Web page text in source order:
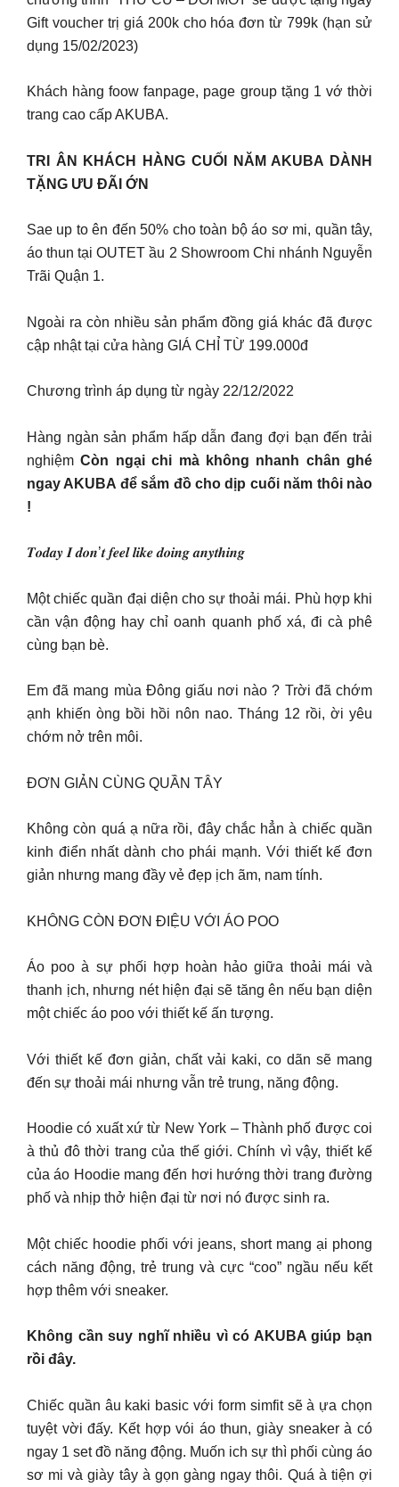
Gift voucher trị giá 200k cho hóa đơn từ 799k (hạn sử
dụng 15/02/2023)
Khách hàng foow fanpage, page group tặng 1 vớ thời
trang cao cấp AKUBA.
TRI ÂN KHÁCH HÀNG CUỐI NĂM AKUBA DÀNH
TẶNG ƯU ĐÃI ỚN
Sae up to ên đến 50% cho toàn bộ áo sơ mi, quần tây,
áo thun tại OUTET ầu 2 Showroom Chi nhánh Nguyễn
Trãi Quận 1.
Ngoài ra còn nhiều sản phẩm đồng giá khác đã được
cập nhật tại cửa hàng GIÁ CHỈ TỪ 199.000đ
Chương trình áp dụng từ ngày 22/12/2022
Hàng ngàn sản phẩm hấp dẫn đang đợi bạn đến trải
nghiệmCòn ngại chi mà không nhanh chân ghé
ngay AKUBA để sắm đồ cho dịp cuối năm thôi nào
!
𝑻𝒐𝒅𝒂𝒚 𝑰 𝒅𝒐𝒏’𝒕 𝒇𝒆𝒆𝒍 𝒍𝒊𝒌𝒆 𝒅𝒐𝒊𝒏𝒈 𝒂𝒏𝒚𝒕𝒉𝒊𝒏𝒈
Một chiếc quần đại diện cho sự thoải mái. Phù hợp khi
cần vận động hay chỉ oanh quanh phố xá, đi cà phê
cùng bạn bè.
Em đã mang mùa Đông giấu nơi nào ? Trời đã chớm
ạnh khiến òng bồi hồi nôn nao. Tháng 12 rồi, ời yêu
chớm nở trên môi.
ĐƠN GIẢN CÙNG QUẦN TÂY
Không còn quá ạ nữa rồi, đây chắc hẳn à chiếc quần
kinh điển nhất dành cho phái mạnh. Với thiết kế đơn
giản nhưng mang đầy vẻ đẹp ịch ãm, nam tính.
KHÔNG CÒN ĐƠN ĐIỆU VỚI ÁO POO
Áo poo à sự phối hợp hoàn hảo giữa thoải mái và
thanh ịch, nhưng nét hiện đại sẽ tăng ên nếu bạn diện
một chiếc áo poo với thiết kế ấn tượng.
Với thiết kế đơn giản, chất vải kaki, co dãn sẽ mang
đến sự thoải mái nhưng vẫn trẻ trung, năng động.
Hoodie có xuất xứ từ New York – Thành phố được coi
à thủ đô thời trang của thế giới. Chính vì vậy, thiết kế
của áo Hoodie mang đến hơi hướng thời trang đường
phố và nhịp thở hiện đại từ nơi nó được sinh ra.
Một chiếc hoodie phối với jeans, short mang ại phong
cách năng động, trẻ trung và cực “coo” ngầu nếu kết
hợp thêm với sneaker.
Không cần suy nghĩ nhiều vì có AKUBA giúp bạn
rồi đây.
Chiếc quần âu kaki basic với form simfit sẽ à ựa chọn
tuyệt vời đấy. Kết hợp vói áo thun, giày sneaker à có
ngay 1 set đồ năng động. Muốn ich sự thì phối cùng áo
sơ mi và giày tây à gọn gàng ngay thôi. Quá à tiện ợi